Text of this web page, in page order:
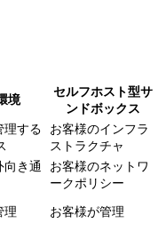
境
セルフホスト型サ
ンドボックス
する
お客様のインフラ
ストラクチャ
き通
お客様のネットワ
ークポリシー
理
お客様が管理